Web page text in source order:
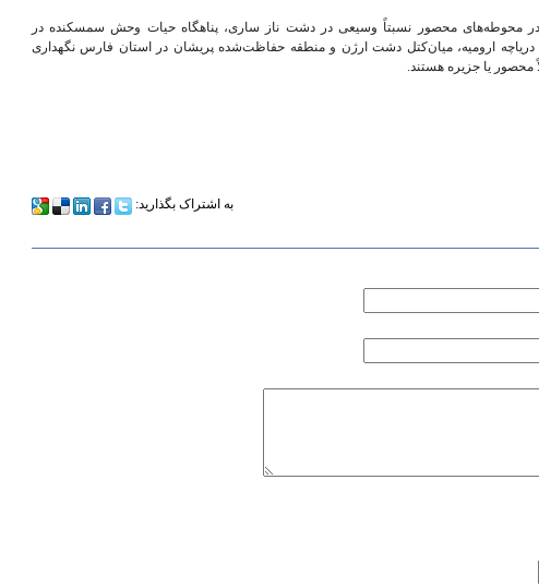
در محوطه‌های محصور نسبتاً وسیعی در دشت ناز ساری، پناهگاه حیات وحش سمسکنده در
دریاچه ارومیه، میان‌کتل دشت ارژن و منطقه حفاظت‌شده پریشان در استان فارس نگهداری
محصور یا جزیره هستند.
به اشتراک بگذارید: